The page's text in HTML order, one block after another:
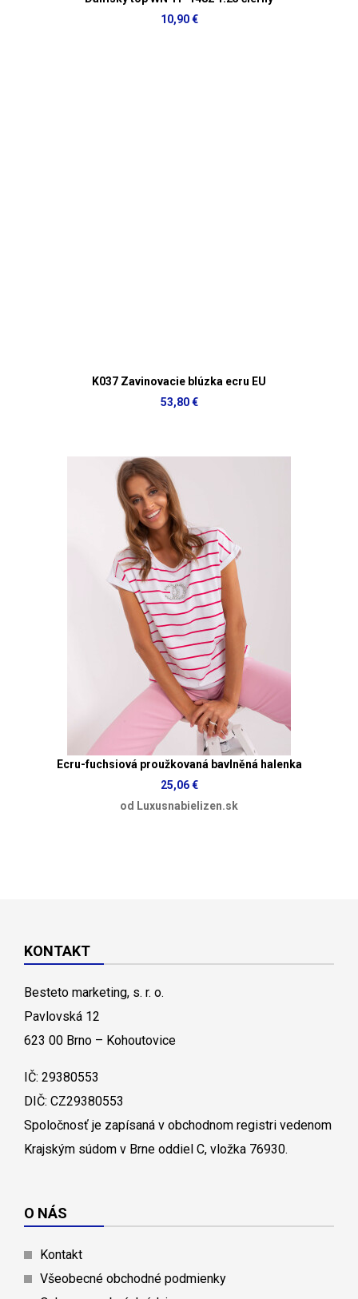
10,90 €
K037 Zavinovacie blúzka ecru EU
53,80 €
Ecru-fuchsiová proužkovaná bavlněná halenka
25,06 €
od Luxusnabielizen.sk
KONTAKT
Besteto marketing, s. r. o.
Pavlovská 12
623 00 Brno – Kohoutovice
IČ: 29380553
DIČ: CZ29380553
Spoločnosť je zapísaná v obchodnom registri vedenom
Krajským súdom v Brne oddiel C, vložka 76930.
O NÁS
Kontakt
Všeobecné obchodné podmienky